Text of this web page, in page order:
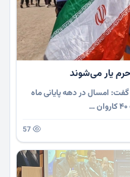
امسال در دهه پایانی ماه